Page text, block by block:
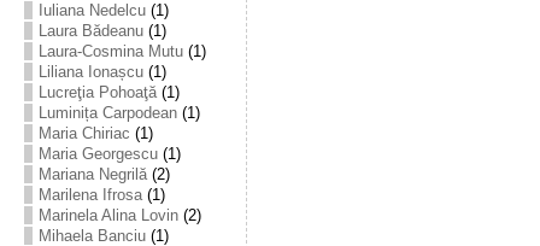
Iuliana Nedelcu(1)
Laura Bădeanu(1)
Laura-Cosmina Mutu(1)
Liliana Ionașcu(1)
Lucreţia Pohoaţă(1)
Luminița Carpodean(1)
Maria Chiriac (1)
Maria Georgescu(1)
Mariana Negrilă(2)
Marilena Ifrosa(1)
Marinela Alina Lovin(2)
Mihaela Banciu(1)